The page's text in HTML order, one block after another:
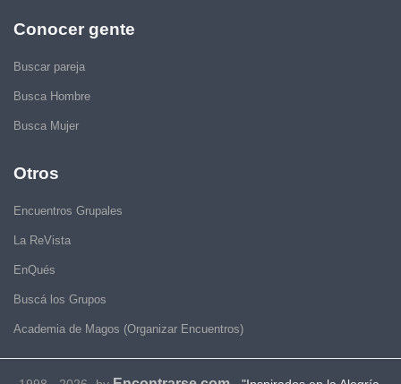
Conocer gente
Buscar pareja
Busca Hombre
Busca Mujer
Otros
Encuentros Grupales
La ReVista
EnQués
Buscá los Grupos
Academia de Magos (Organizar Encuentros)